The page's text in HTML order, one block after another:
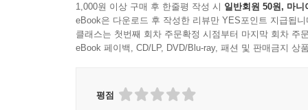
1,000원 이상 구매 후 한줄평 작성 시 일반회원 50원, 마니
eBook은 다운로드 후 작성한 리뷰만 YES포인트 지급됩니
클래스는 첫번째 회차 주문확정 시점부터 마지막 회차 주
eBook 페이백, CD/LP, DVD/Blu-ray, 패션 및 판매금지 상
평점